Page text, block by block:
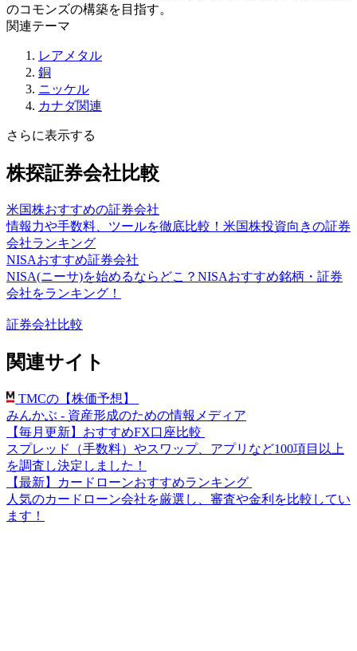
のコモンズの構築を目指す。
関連テーマ
レアメタル
銅
ニッケル
カナダ関連
さらに表示する
株探証券会社比較
米国株おすすめの証券会社
情報力や手数料、ツールを徹底比較！米国株投資向きの証券
会社ランキング
NISAおすすめ証券会社
NISA(ニーサ)を始めるならどこ？NISAおすすめ銘柄・証券
会社をランキング！
証券会社比較
関連サイト
TMCの【株価予想】
みんかぶ - 資産形成のための情報メディア
【毎月更新】おすすめFX口座比較
スプレッド（手数料）やスワップ、アプリなど100項目以上
を調査し決定しました！
【最新】カードローンおすすめランキング
人気のカードローン会社を厳選し、審査や金利を比較してい
ます！